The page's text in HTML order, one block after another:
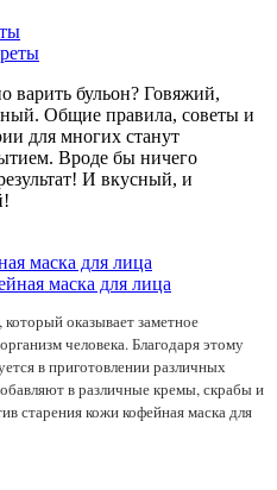
варить бульон? Говяжий,
Общие правила, советы и
для многих станут
Вроде бы ничего
И вкусный, и
маска для лица
оказывает заметное
человека. Благодаря этому
в приготовлении различных
в различные кремы, скрабы и
старения кожи кофейная маска для